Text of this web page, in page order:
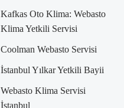
Kafkas Oto Klima: Webasto
Klima Yetkili Servisi
Coolman Webasto Servisi
İstanbul Yılkar Yetkili Bayii
Webasto Klima Servisi
İstanbul